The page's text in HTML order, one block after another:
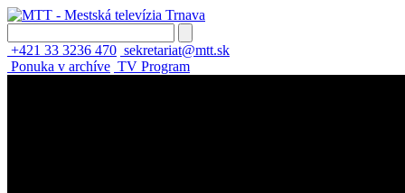
+421 33 3236 470 sekretariat@mtt.sk
Ponuka v archíve TV Program